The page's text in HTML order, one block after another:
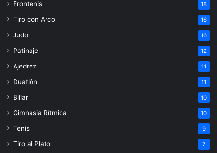
Frontenis 18
Tiro con Arco 16
Judo 16
Patinaje 12
Ajedrez 11
Duatlón 11
Billar 10
Gimnasia Rítmica 10
Tenis 9
Tiro al Plato 7